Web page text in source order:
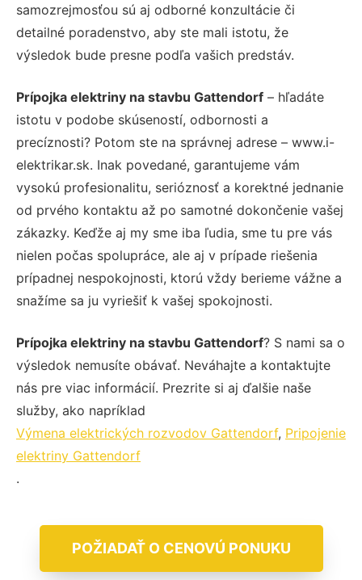
samozrejmosťou sú aj odborné konzultácie či
detailné poradenstvo, aby ste mali istotu, že
výsledok bude presne podľa vašich predstáv.
Prípojka elektriny na stavbu Gattendorf – hľadáte
istotu v podobe skúseností, odbornosti a
precíznosti? Potom ste na správnej adrese – www.i-
elektrikar.sk. Inak povedané, garantujeme vám
vysokú profesionalitu, serióznosť a korektné jednanie
od prvého kontaktu až po samotné dokončenie vašej
zákazky. Keďže aj my sme iba ľudia, sme tu pre vás
nielen počas spolupráce, ale aj v prípade riešenia
prípadnej nespokojnosti, ktorú vždy berieme vážne a
snažíme sa ju vyriešiť k vašej spokojnosti.
Prípojka elektriny na stavbu Gattendorf? S nami sa o
výsledok nemusíte obávať. Neváhajte a kontaktujte
nás pre viac informácií. Prezrite si aj ďalšie naše
služby, ako napríklad
Výmena elektrických rozvodov Gattendorf, Pripojenie
elektriny Gattendorf
.
POŽIADAŤ O CENOVÚ PONUKU